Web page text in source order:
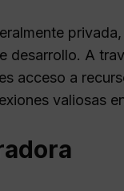
desarrollo. A
acceso a
valiosas